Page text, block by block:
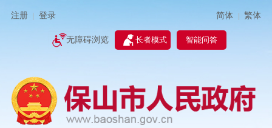
注册 登录 简体 | 繁体
无障碍浏览 长者模式 智能问答